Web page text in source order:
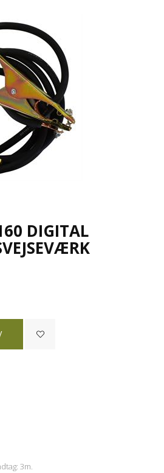
DIGITAL
3m.